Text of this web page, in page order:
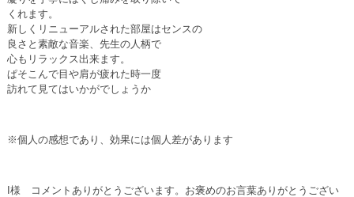
くれます。
新しくリニューアルされた部屋はセンスの
良さと素敵な音楽、先生の人柄で
心もリラックス出来ます。
ぱそこんで目や肩が疲れた時一度
訪れて見てはいかがでしょうか
※個人の感想であり、効果には個人差があります
I様 コメントありがとうございます。お褒めのお言葉ありがとうござい